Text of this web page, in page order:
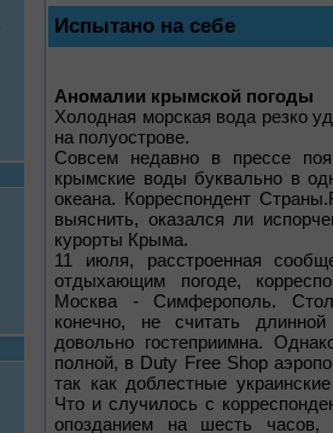
Испытано на себе
Аномалии крымской погоды
Холодная морская вода резко
на полуострове.
Совсем недавно в прессе
крымские воды буквально в
океана. Корреспондент
выяснить, оказался ли
курорты Крыма.
11 июля, расстроенная
отдыхающим погоде,
Москва - Симферополь.
конечно, не считать
довольно гостеприимна.
полной, в Duty Free Shop
так как доблестные
Что и случилось с
опозданием на шесть часов,